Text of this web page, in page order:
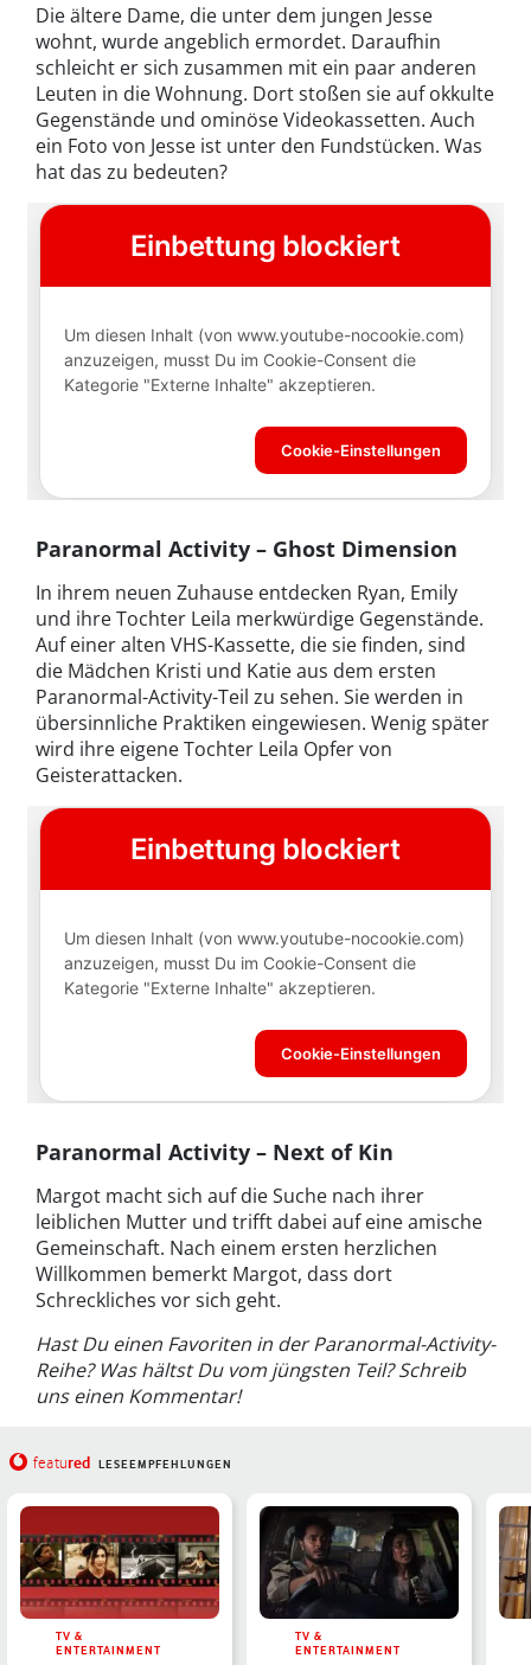
Die ältere Dame, die unter dem jungen Jesse
wohnt, wurde angeblich ermordet. Daraufhin
schleicht er sich zusammen mit ein paar anderen
Leuten in die Wohnung. Dort stoßen sie auf okkulte
Gegenstände und ominöse Videokassetten. Auch
ein Foto von Jesse ist unter den Fundstücken. Was
hat das zu bedeuten?
Paranormal Activity – Ghost Dimension
In ihrem neuen Zuhause entdecken Ryan, Emily
und ihre Tochter Leila merkwürdige Gegenstände.
Auf einer alten VHS-Kassette, die sie finden, sind
die Mädchen Kristi und Katie aus dem ersten
Paranormal-Activity-Teil zu sehen. Sie werden in
übersinnliche Praktiken eingewiesen. Wenig später
wird ihre eigene Tochter Leila Opfer von
Geisterattacken.
Paranormal Activity – Next of Kin
Margot macht sich auf die Suche nach ihrer
leiblichen Mutter und trifft dabei auf eine amische
Gemeinschaft. Nach einem ersten herzlichen
Willkommen bemerkt Margot, dass dort
Schreckliches vor sich geht.
Hast Du einen Favoriten in der Paranormal-Activity-
Reihe? Was hältst Du vom jüngsten Teil? Schreib
uns einen Kommentar!
featured LESEEMPFEHLUNGEN
TV &
ENTERTAINMENT
TV &
ENTERTAINMENT